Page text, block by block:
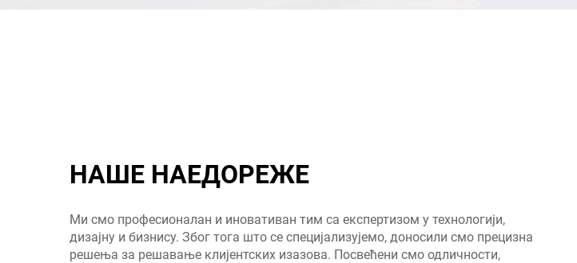
НАШЕ НАЕДОРЕЖЕ
Ми смо професионалан и иновативан тим са експертизом у технологији,
дизајну и бизнису. Због тога што се специјализујемо, доносили смо прецизна
решења за решавање клијентских изазова. Посвећени смо одличности,